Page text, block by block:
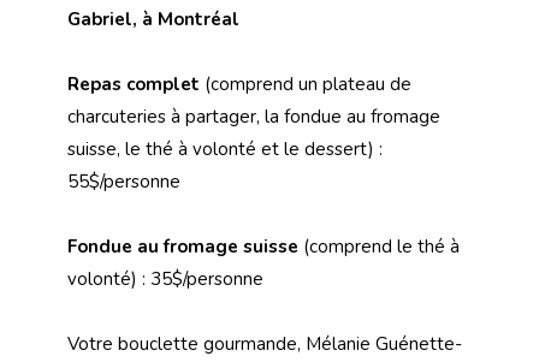
Gabriel, à Montréal
Repas complet (comprend un plateau de
charcuteries à partager, la fondue au fromage
suisse, le thé à volonté et le dessert) :
55$/personne
Fondue au fromage suisse (comprend le thé à
volonté) : 35$/personne
Votre bouclette gourmande, Mélanie Guénette-